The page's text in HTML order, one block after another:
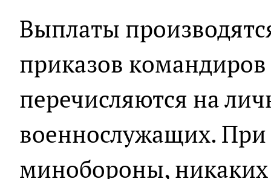
Выплаты
приказов
перечисляются на
военнослужащих. При
минобороны,